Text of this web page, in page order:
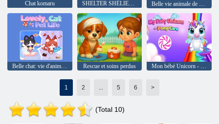
Chat komaru SHELTER SHÉLIER ANIMAL CATRE ANIMAL Belle vie animale de chat
Rescue et soins perdus
1 2 5 6 >
(Total 10)